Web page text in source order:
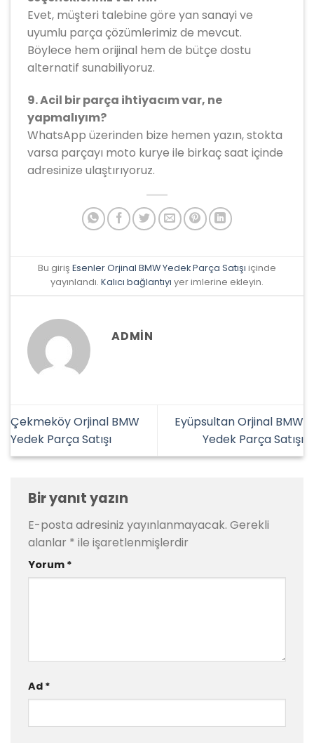
Evet, müşteri talebine göre yan sanayi ve
uyumlu parça çözümlerimiz de mevcut.
Böylece hem orijinal hem de bütçe dostu
alternatif sunabiliyoruz.
9. Acil bir parça ihtiyacım var, ne
yapmalıyım?
WhatsApp üzerinden bize hemen yazın, stokta
varsa parçayı moto kurye ile birkaç saat içinde
adresinize ulaştırıyoruz.
Bu giriş Esenler Orjinal BMW Yedek Parça Satışı içinde
yayınlandı. Kalıcı bağlantıyı yer imlerine ekleyin.
ADMIN
Çekmeköy Orjinal BMW
Yedek Parça Satışı
Eyüpsultan Orjinal BMW
Yedek Parça Satışı
Bir yanıt yazın
E-posta adresiniz yayınlanmayacak. Gerekli
alanlar * ile işaretlenmişlerdir
Yorum *
Ad *